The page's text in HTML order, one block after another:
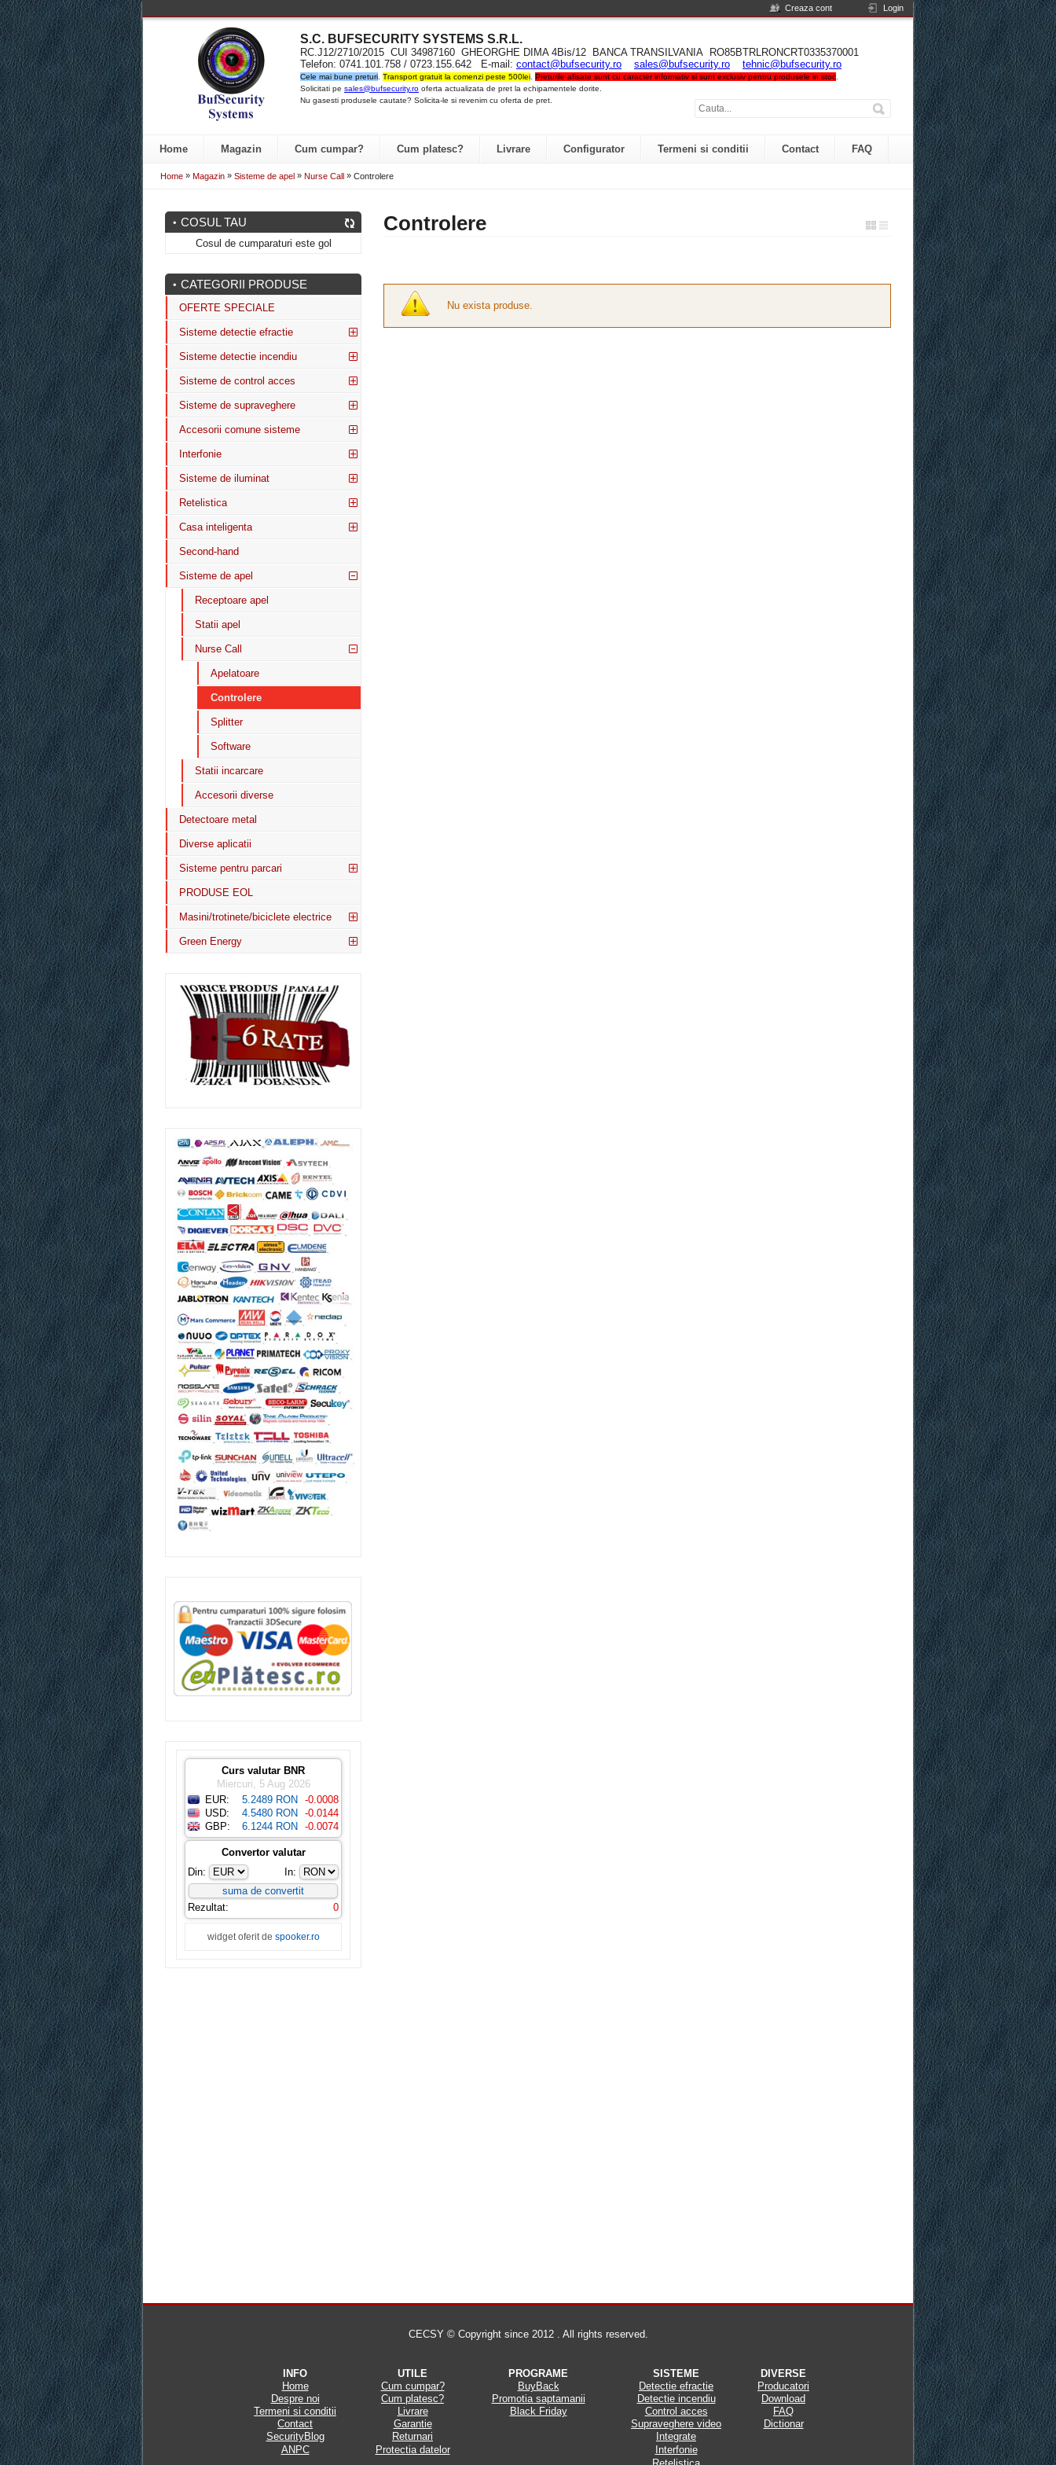
Creaza cont Login
S.C. BUFSECURITY SYSTEMS S.R.L.
RC.J12/2710/2015 CUI 34987160 GHEORGHE DIMA 4Bis/12 BANCA TRANSILVANIA RO85BTRLRONCRT0335370001
Telefon: 0741.101.758 / 0723.155.642 E-mail: contact@bufsecurity.ro sales@bufsecurity.ro tehnic@bufsecurity.ro
Cele mai bune preturi Transport gratuit la comenzi peste 500lei Preturile afisate sunt cu caracter informativ si sunt exclusiv pentru produsele in stoc
Solicitati pe sales@bufsecurity.ro oferta actualizata de pret la echipamentele dorite.
Nu gasesti produsele cautate? Solicita-le si revenim cu oferta de pret.
Home Magazin Cum cumpar? Cum platesc? Livrare Configurator Termeni si conditii Contact FAQ
Home » Magazin » Sisteme de apel » Nurse Call » Controlere
Controlere
Nu exista produse.
COSUL TAU
Cosul de cumparaturi este gol
CATEGORII PRODUSE
OFERTE SPECIALE
Sisteme detectie efractie
Sisteme detectie incendiu
Sisteme de control acces
Sisteme de supraveghere
Accesorii comune sisteme
Interfonie
Sisteme de iluminat
Retelistica
Casa inteligenta
Second-hand
Sisteme de apel
Receptoare apel
Statii apel
Nurse Call
Apelatoare
Controlere
Splitter
Software
Statii incarcare
Accesorii diverse
Detectoare metal
Diverse aplicatii
Sisteme pentru parcari
PRODUSE EOL
Masini/trotinete/biciclete electrice
Green Energy
Curs valutar BNR
Miercuri, 5 Aug 2026
EUR:
5.2489 RON
-0.0008
USD:
4.5480 RON
-0.0144
GBP:
6.1244 RON -0.0074
Convertor valutar
Din:
In:
Rezultat: 0
widget oferit de spooker.ro
CECSY © Copyright since 2012 . All rights reserved.
INFO UTILE PROGRAME SISTEME
DIVERSE
Home
Cum cumpar? BuyBack Detectie efractie
Producatori
Despre noi
Cum platesc? Promotia saptamanii Detectie incendiu
Download
Termeni si conditii
Livrare Black Friday Control acces
FAQ
Contact
Garantie Supraveghere video
Dictionar
SecurityBlog
Returnari
Integrate
ANPC
Protectia datelor
Interfonie